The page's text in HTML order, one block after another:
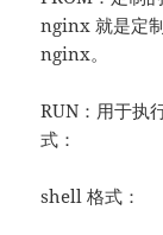
nginx 就是定
nginx。
RUN：用于执
式：
shell 格式：